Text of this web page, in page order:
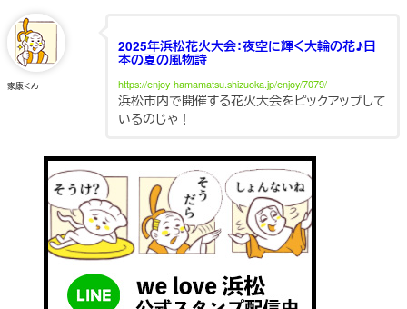
家康くん
2025年浜松花火大会：夜空に輝く大輪の花♪日
本の夏の風物詩
https://enjoy-hamamatsu.shizuoka.jp/enjoy/7079/
浜松市内で開催する花火大会をピックアップして
いるのじゃ！